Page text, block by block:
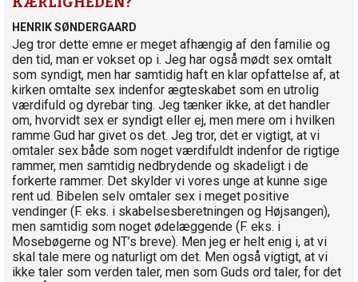
HENRIK SØNDERGAARD
Jeg tror dette emne er meget afhængig af den familie og
den tid, man er vokset op i. Jeg har også mødt sex omtalt
som syndigt, men har samtidig haft en klar opfattelse af, at
kirken omtalte sex indenfor ægteskabet som en utrolig
værdifuld og dyrebar ting. Jeg tænker ikke, at det handler
om, hvorvidt sex er syndigt eller ej, men mere om i hvilken
ramme Gud har givet os det. Jeg tror, det er vigtigt, at vi
omtaler sex både som noget værdifuldt indenfor de rigtige
rammer, men samtidig nedbrydende og skadeligt i de
forkerte rammer. Det skylder vi vores unge at kunne sige
rent ud. Bibelen selv omtaler sex i meget positive
vendinger (F. eks. i skabelsesberetningen og Højsangen),
men samtidig som noget ødelæggende (F. eks. i
Mosebøgerne og NT’s breve). Men jeg er helt enig i, at vi
skal tale mere og naturligt om det. Men også vigtigt, at vi
ikke taler som verden taler, men som Guds ord taler, for det